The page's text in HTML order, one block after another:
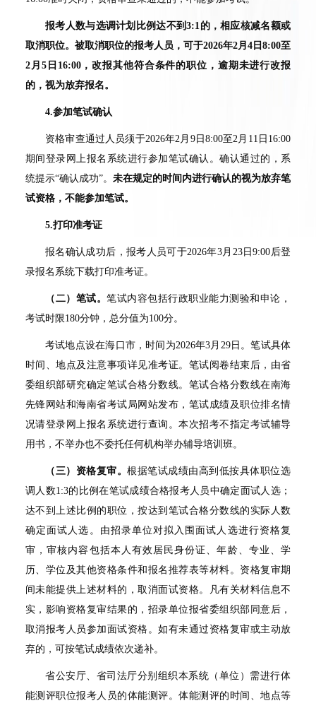
报考人数与选调计划比例达不到3:1的，相应核减名额或
取消职位。被取消职位的报考人员，可于2026年2月 4 日 8:00至
2 月 5日 16:00，改报其他符合条件的职位，逾期未进行改报
的，视为放弃报名。
4.参加笔试确认
资格审查通过人员须于2026年2月9日8:00至2月11日16:00
期间登录网上报名系统进行参加笔试确认。确认通过的，系
统提示“确认成功”。 未在规定的时间内进行确认的视为放弃笔
试资格，不能参加笔试。
5.打印准考证
报名确认成功后，报考人员可于2026年3月23日9:00后登
录报名系统下载打印准考证。
（二）笔试。笔试内容包括行政职业能力测验和申论，
考试时限180分钟，总分值为100分。
考试地点设在海口市，时间为2026年3月29日。笔试具体
时间、地点及注意事项详见准考证。笔试阅卷结束后，由省
委组织部研究确定笔试合格分数线。笔试合格分数线在南海
先锋网站和海南省考试局网站发布，笔试成绩及职位排名情
况请登录网上报名系统进行查询。本次招考不指定考试辅导
用书，不举办也不委托任何机构举办辅导培训班。
（三）资格复审。根据笔试成绩由高到低按具体职位选
调人数1:3的比例在笔试成绩合格报考人员中确定面试人选；
达不到上述比例的职位，按达到笔试合格分数线的实际人数
确定面试人选。由招录单位对拟入围面试人选进行资格复
审，审核内容包括本人有效居民身份证、年龄、专业、学
历、学位及其他资格条件和报名推荐表等材料。资格复审期
间未能提供上述材料的，取消面试资格。凡有关材料信息不
实，影响资格复审结果的，招录单位报省委组织部同意后，
取消报考人员参加面试资格。如有未通过资格复审或主动放
弃的，可按笔试成绩依次递补。
省公安厅、省司法厅分别组织本系统（单位）需进行体
能测评职位报考人员的体能测评。体能测评的时间、地点等